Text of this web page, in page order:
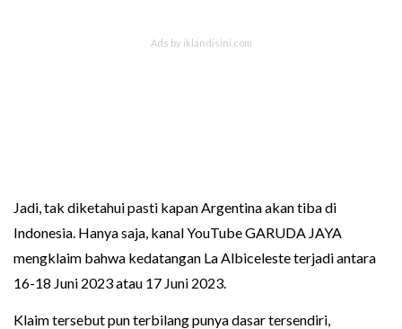
Jadi, tak diketahui pasti kapan Argentina akan tiba di
Indonesia. Hanya saja, kanal YouTube GARUDA JAYA
mengklaim bahwa kedatangan La Albiceleste terjadi antara
16-18 Juni 2023 atau 17 Juni 2023.
Klaim tersebut pun terbilang punya dasar tersendiri,